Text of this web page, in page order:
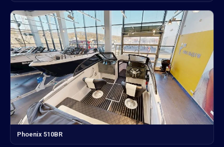
Phoenix 510BR